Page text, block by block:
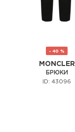
- 40 %
MONCLER
БРЮКИ
ID: 43096